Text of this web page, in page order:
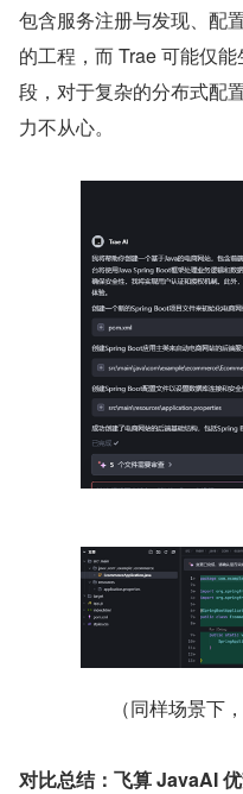
包含服务注册与发现、配
的工程，而 Trae 可能仅
段，对于复杂的分布式配
力不从心。
（同样场景下
对比总结：飞算 JavaAI